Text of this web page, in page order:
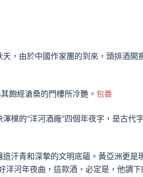
，由於中國作家團的到來，頭排酒開
飽經滄桑的門樓所冷艷。 包養
樸的“洋河酒廠”四個年夜字，是古代
汗青和深摯的文明底蘊。黃亞洲更是
洋河年夜曲，這款酒，必定是，他調下